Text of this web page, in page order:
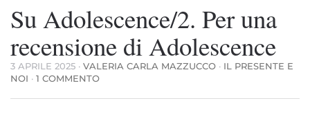
Su Adolescence/2. Per una
recensione di Adolescence
3 APRILE 2025 · VALERIA CARLA MAZZUCCO · IL PRESENTE E
NOI · 1 COMMENTOSU
ADOLESCENCE/2.